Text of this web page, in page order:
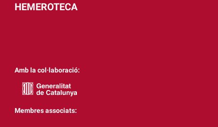
HEMEROTECA
Amb la col·laboració:
Membres associats: